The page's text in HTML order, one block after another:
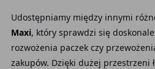
Udostępniamy między innymi
Maxi, który sprawdzi się
rozwożenia paczek czy
zakupów. Dzięki dużej przestrzeni